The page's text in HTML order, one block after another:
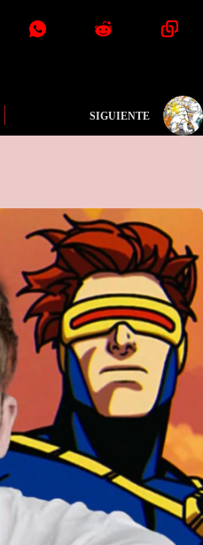
SIGUIENTE